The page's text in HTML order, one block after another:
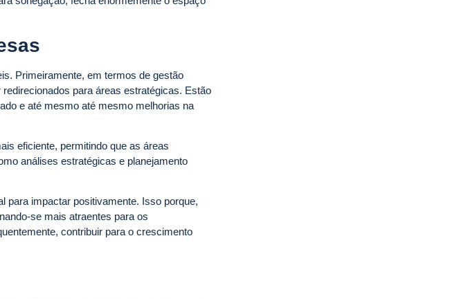
Primeiramente, em termos de gestão
para áreas estratégicas. Estão
e até mesmo até mesmo melhorias na
eficiente, permitindo que as áreas
análises estratégicas e planejamento
para impactar positivamente. Isso porque,
se mais atraentes para os
contribuir para o crescimento